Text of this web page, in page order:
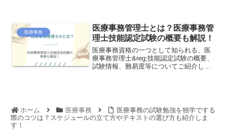
解説していきます。
医療事務
医療事務管理士とは？医療事務管
理士技能認定試験の概要も解説！
医療事務資格の一つとして知られる、医
療事務管理士&reg;技能認定試験の概要、
試験情報、難易度等についてご紹介しま
ホーム 医療事務
医療事務の試験勉強を独学でする
際のコツは？スケジュールの立て方やテキストの選び方も紹介しま
す！